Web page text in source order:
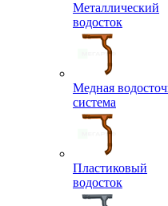
Металлический
водосток
Медная
система
Пластиковый
водосток